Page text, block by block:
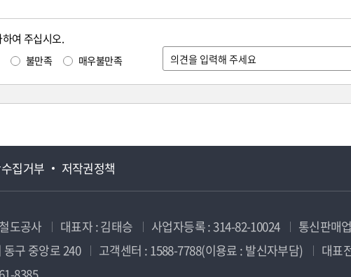
여 주십시오.
불만족 매우불만족
집거부 저작권정책
도공사 대표자 : 김태승 사업자등록 : 314-82-10024
통신판매
구 중앙로 240
고객센터 : 1588-7788(이용료 : 발신자부담)
대표